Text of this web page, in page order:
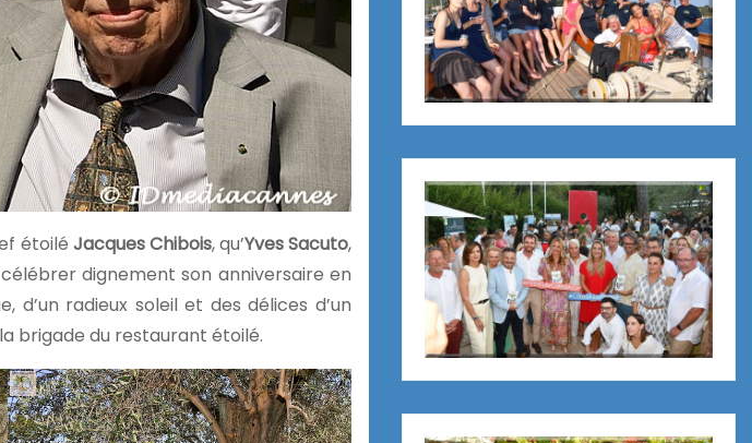
étoilé Jacques Chibois, qu’Yves Sacuto,
dignement son anniversaire en
d’un radieux soleil et des délices d’un
brigade du restaurant étoilé.